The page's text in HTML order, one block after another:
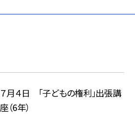
７月４日 「子どもの権利」出張講
座（6年）